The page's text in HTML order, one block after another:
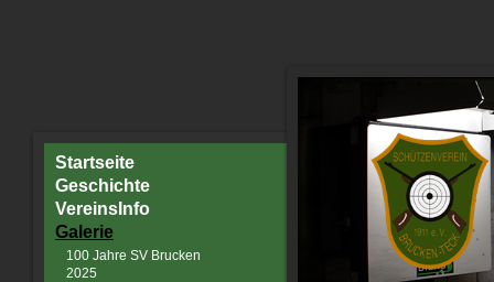
Startseite
Geschichte
VereinsInfo
Galerie
100 Jahre SV Brucken
2025